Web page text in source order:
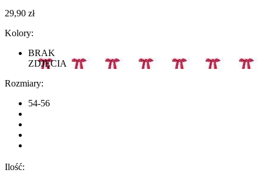
29,90 zł
Kolory:
BRAK
ZDJĘCIA
Rozmiary:
54-56
Ilość: